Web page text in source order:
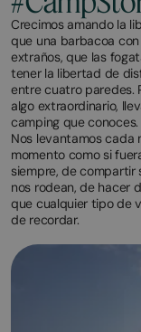
Crecimos amando la
que una barbacoa
extraños, que las
tener la libertad de
entre cuatro paredes.
algo extraordinario,
camping que conoces.
Nos levantamos cada
momento como si
siempre, de compartir
nos rodean, de hacer
que cualquier tipo de
de recordar.